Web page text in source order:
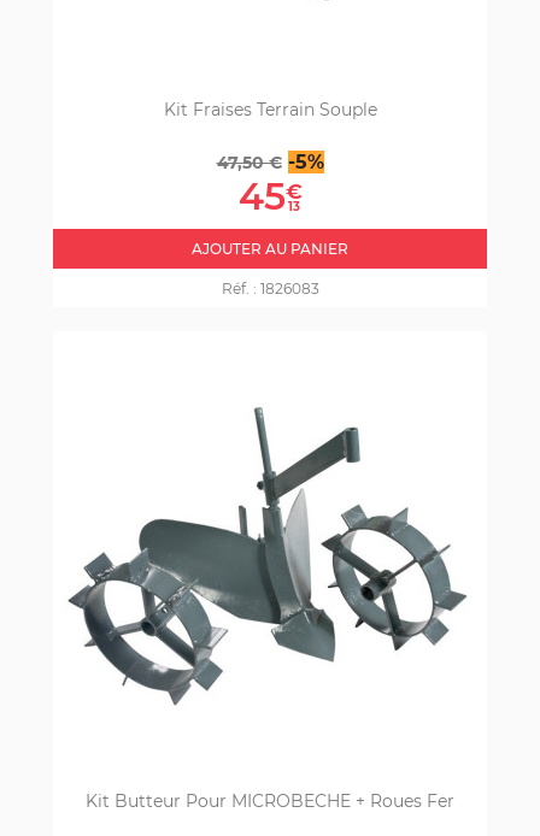
Kit Fraises Terrain Souple
Prix
base
47,50 € -5%Prix
45€
13
AJOUTER AU PANIER
Réf. : 1826083
Kit Butteur Pour MICROBECHE + Roues Fer